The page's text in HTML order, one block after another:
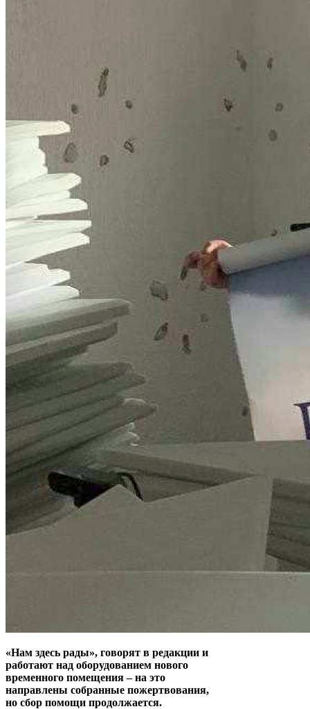
«Нам здесь рады», говорят в редакции и
работают над оборудованием нового
временного помещения – на это
направлены собранные пожертвования,
но сбор помощи продолжается.